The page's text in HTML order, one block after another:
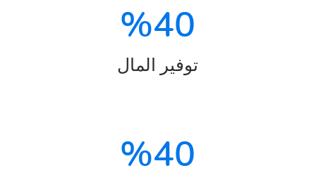
40
%
توفير المال
40
%